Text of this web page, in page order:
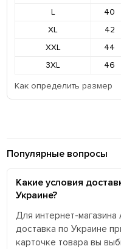
L
40
XL
42
XXL
44
3XL
46
Как определить размер
Популярные вопросы
Какие условия
Украине?
Для интернет-магазина
доставка по Украине
карточке товара вы